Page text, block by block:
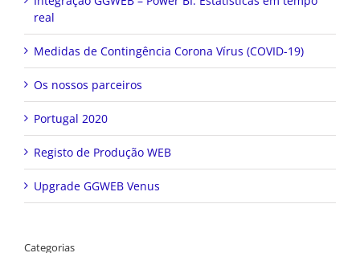
real
Medidas de Contingência Corona Vírus (COVID-19)
Os nossos parceiros
Portugal 2020
Registo de Produção WEB
Upgrade GGWEB Venus
Categorias